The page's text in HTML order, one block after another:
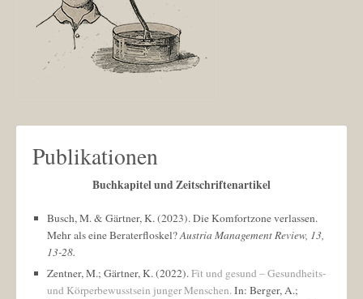
Publikationen
Buchkapitel und Zeitschriftenartikel
Busch, M. & Gärtner, K. (2023). Die Komfortzone verlassen.
Mehr als eine Beraterfloskel?Austria Management Review, 13,
13-28.
Zentner, M.; Gärtner, K. (2022).Fit und gesund – Gesundheits-
und Körperbewusstsein junger Menschen.In: Berger, A.;